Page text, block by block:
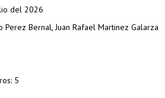
del 2026
Perez Bernal, Juan Rafael Martinez Galarza
5